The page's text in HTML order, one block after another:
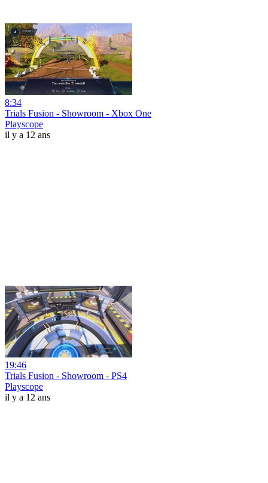
8:34
Trials Fusion - Showroom - Xbox One
Playscope
il y a 12 ans
19:46
Trials Fusion - Showroom - PS4
Playscope
il y a 12 ans